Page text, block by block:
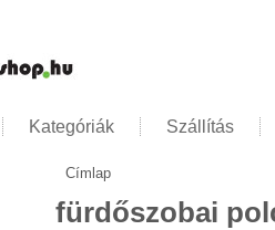
Kategóriák
Szállítás
Jelenlegi hely
Címlap
fürdőszobai